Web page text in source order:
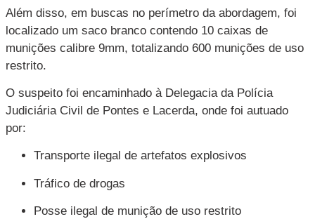
Além disso, em buscas no perímetro da abordagem, foi
localizado um saco branco contendo 10 caixas de
munições calibre 9mm, totalizando 600 munições de uso
restrito.
O suspeito foi encaminhado à Delegacia da Polícia
Judiciária Civil de Pontes e Lacerda, onde foi autuado
por:
Transporte ilegal de artefatos explosivos
Tráfico de drogas
Posse ilegal de munição de uso restrito